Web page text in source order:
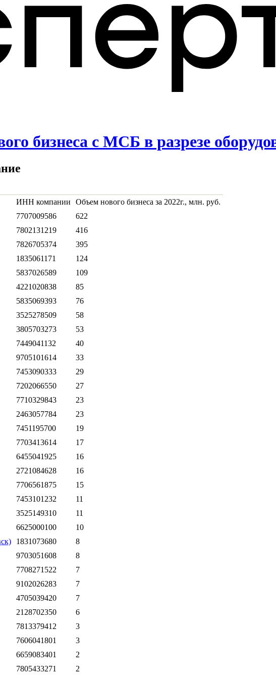
бизнеса с МСБ в разрезе
ИНН компании
Объем нового бизнеса за 2022г., млн. руб.
7707009586
622
7802131219
416
7826705374
395
1835061171
124
5837026589
109
4221020838
85
5835069393
76
3525278509
58
3805703273
53
7449041132
40
9705101614
33
7453090333
29
7202066550
27
7710329843
23
2463057784
23
7451195700
19
7703413614
17
6455041925
16
2721084628
16
7706561875
15
7453101232
11
3525149310
11
6625000100
10
1831073680
8
9703051608
8
7708271522
7
9102026283
7
4705039420
7
2128702350
6
7813379412
3
7606041801
3
6659083401
2
7805433271
2